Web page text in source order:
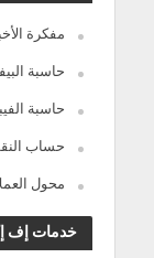
مفكرة
حاسبة
حاسبة
حساب
محول
خدمات إف